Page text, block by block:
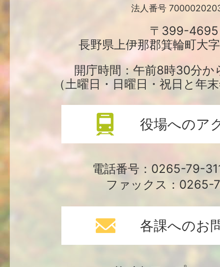
輪
役
場
法人番号
〒399-4695
長野県上伊那郡箕輪町大
開庁時間：午前8時30分か
（土曜日・日曜日・祝日と年
役場へのア
電話番号：0265-79-
ファックス：0265-
各課へのお